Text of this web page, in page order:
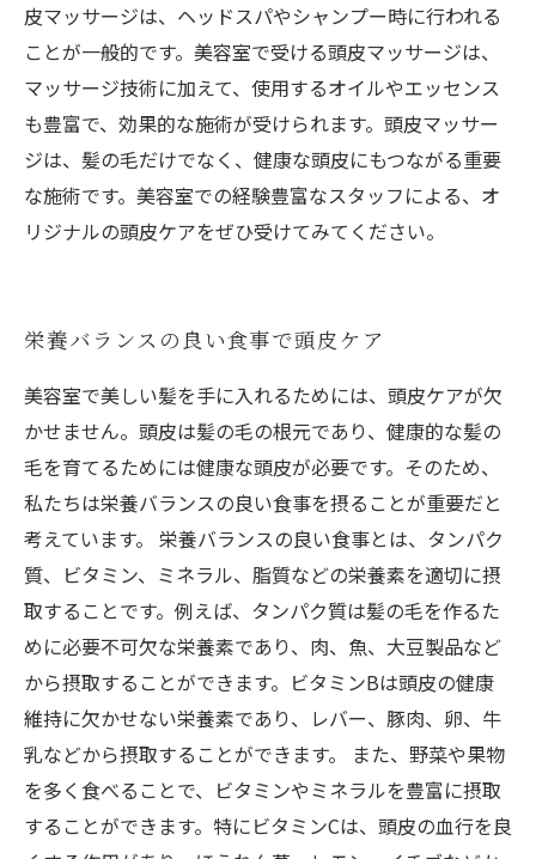
皮マッサージは、ヘッドスパやシャンプー時に行われる
ことが一般的です。美容室で受ける頭皮マッサージは、
マッサージ技術に加えて、使用するオイルやエッセンス
も豊富で、効果的な施術が受けられます。頭皮マッサー
ジは、髪の毛だけでなく、健康な頭皮にもつながる重要
な施術です。美容室での経験豊富なスタッフによる、オ
リジナルの頭皮ケアをぜひ受けてみてください。
栄養バランスの良い食事で頭皮ケア
美容室で美しい髪を手に入れるためには、頭皮ケアが欠
かせません。頭皮は髪の毛の根元であり、健康的な髪の
毛を育てるためには健康な頭皮が必要です。そのため、
私たちは栄養バランスの良い食事を摂ることが重要だと
考えています。 栄養バランスの良い食事とは、タンパク
質、ビタミン、ミネラル、脂質などの栄養素を適切に摂
取することです。例えば、タンパク質は髪の毛を作るた
めに必要不可欠な栄養素であり、肉、魚、大豆製品など
から摂取することができます。ビタミンBは頭皮の健康
維持に欠かせない栄養素であり、レバー、豚肉、卵、牛
乳などから摂取することができます。 また、野菜や果物
を多く食べることで、ビタミンやミネラルを豊富に摂取
することができます。特にビタミンCは、頭皮の血行を良